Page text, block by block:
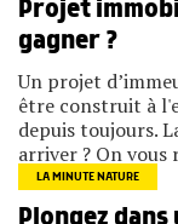
Projet
gagner ?
Un projet
être construit à
depuis toujours.
arriver ? On vous
LA MINUTE NATURE
Plongez